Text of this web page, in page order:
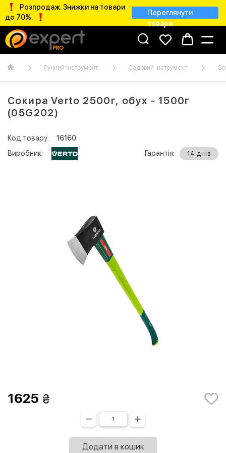
Розпродаж. Знижки на товари
до 70%.
Переглянути
товари
Ручний інструмент Садовий інструмент
Сокира Verto 2500г, обух - 1500г
(05G202)
Код товару:
16160
Виробник:
Гарантія: 14 днів
1625
Додати в кошик